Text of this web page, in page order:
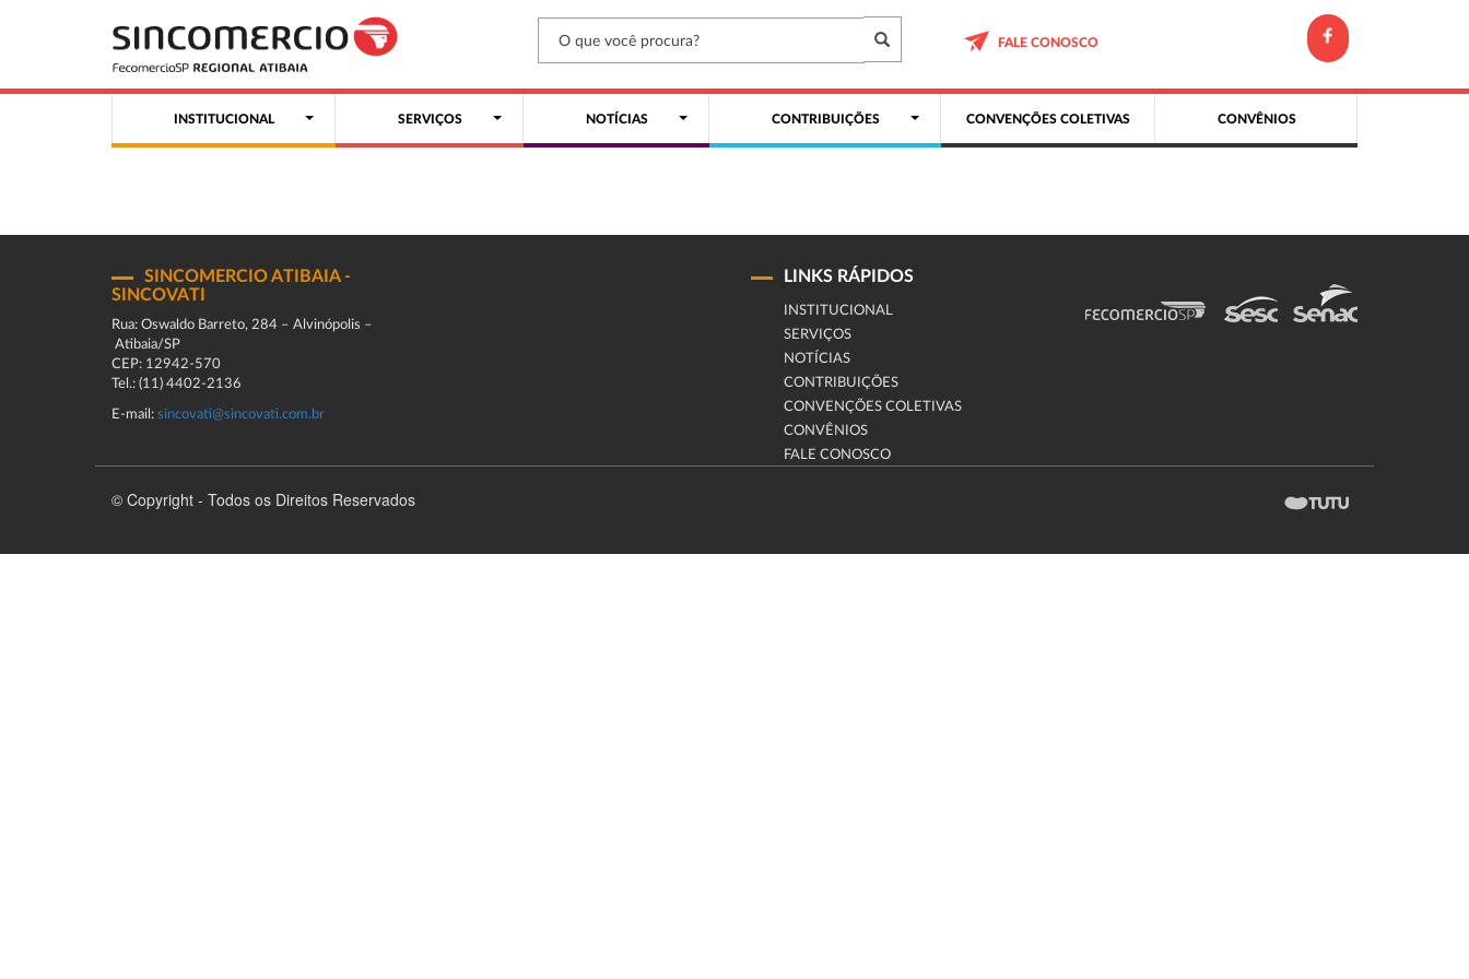
FALE CONOSCO
INSTITUCIONAL SERVIÇOS NOTÍCIAS CONTRIBUIÇÕES CONVENÇÕES COLETIVAS CONVÊNIOS
SINCOMERCIO ATIBAIA -
SINCOVATI
Rua: Oswaldo Barreto, 284 – Alvinópolis –
Atibaia/SP
CEP: 12942-570
Tel.: (11) 4402-2136
E-mail: sincovati@sincovati.com.br
LINKS RÁPIDOS
INSTITUCIONAL
SERVIÇOS
NOTÍCIAS
CONTRIBUIÇÕES
CONVENÇÕES COLETIVAS
CONVÊNIOS
FALE CONOSCO
© Copyright - Todos os Direitos Reservados